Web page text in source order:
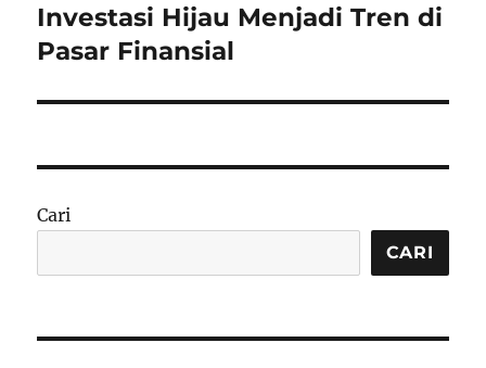
post:
Investasi Hijau Menjadi Tren di
Pasar Finansial
Cari
CARI